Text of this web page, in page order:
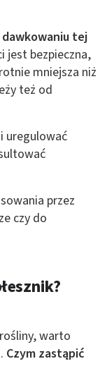
tej
jest bezpieczna,
mniejsza niż
też od
uregulować
przez
czy do
warto
Czym zastąpić